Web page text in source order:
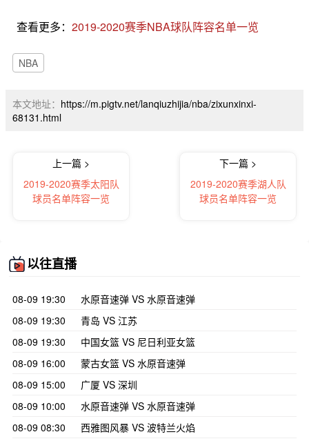
查看更多： 2019-2020赛季NBA球队阵容名单一览
NBA
本文地址： https://m.pigtv.net/lanqiuzhijia/nba/zixunxinxi-
68131.html
上一篇 >
2019-2020赛季太阳队
球员名单阵容一览
下一篇 >
2019-2020赛季湖人队
球员名单阵容一览
以往直播
08-09 19:30
水原音速弹 VS 水原音速弹
08-09 19:30
青岛 VS 江苏
08-09 19:30
中国女篮 VS 尼日利亚女篮
08-09 16:00
蒙古女篮 VS 水原音速弹
08-09 15:00
广厦 VS 深圳
08-09 10:00
水原音速弹 VS 水原音速弹
08-09 08:30
西雅图风暴 VS 波特兰火焰